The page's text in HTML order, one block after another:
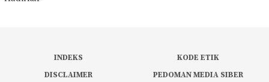
INDEKS
KODE ETIK
DISCLAIMER
PEDOMAN MEDIA SIBER